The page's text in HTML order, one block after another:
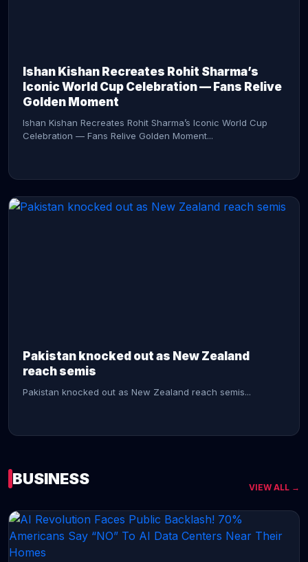
Ishan Kishan Recreates Rohit Sharma’s
Iconic World Cup Celebration — Fans Relive
Golden Moment
Ishan Kishan Recreates Rohit Sharma’s Iconic World Cup
Celebration — Fans Relive Golden Moment...
Pakistan knocked out as New Zealand
reach semis
Pakistan knocked out as New Zealand reach semis...
CONTINUE READING →
BUSINESS VIEW ALL →